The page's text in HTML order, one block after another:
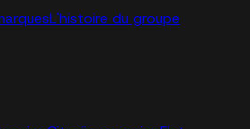
L'histoire du groupe